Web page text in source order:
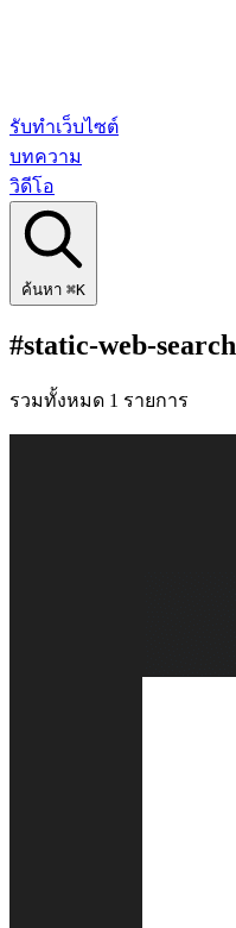
รับทำเว็บไซต์
บทความ
วิดีโอ
ค้นหา ⌘K
#static-web-search
รวมทั้งหมด 1 รายการ